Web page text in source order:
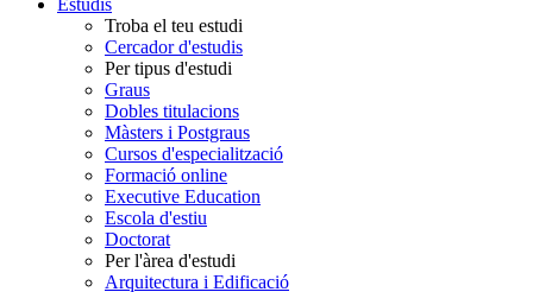
Estudis
Troba el teu estudi
Cercador d'estudis
Per tipus d'estudi
Graus
Dobles titulacions
Màsters i Postgraus
Cursos d'especialització
Formació online
Executive Education
Escola d'estiu
Doctorat
Per l'àrea d'estudi
Arquitectura i Edificació